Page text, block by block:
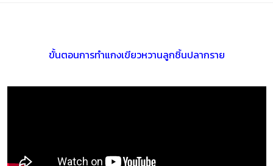
ขั้นตอนการทำแกงเขียวหวานลูกชิ้นปลากราย